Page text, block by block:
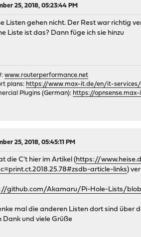
25, 2018, 05:23:44 PM
Listen gehen nicht. Der Rest war richtig
Liste ist das? Dann füge ich sie hinzu
www.routerperformance.net
plans: https://www.max-it.de/en/it-services/
Plugins (German): https://
25, 2018, 05:45:11 PM
die C't hier im Artikel (https://
article-links)
github.com/Akamaru/Pi-Hole-Lists/
mal die anderen Listen dort sind über
Dank und viele Grüße